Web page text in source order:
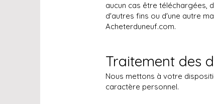
aucun cas être téléchargées,
d'autres fins ou d'une autre
Acheterduneuf.com.
Traitement des
Nous mettons à votre
caractère personnel.